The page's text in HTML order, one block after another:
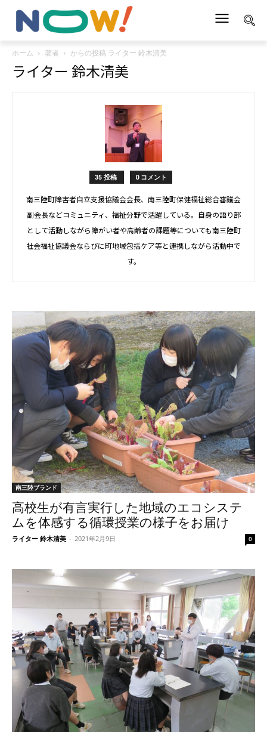
ホーム 著者 からの投稿 ライター 鈴木清美
ライター 鈴木清美
35 投稿 0 コメント
南三陸町障害者自立支援協議会会長、南三陸町保健福祉総合審議会
副会長などコミュニティ、福祉分野で活躍している。自身の語り部
として活動しながら障がい者や高齢者の課題等についても南三陸町
社会福祉協議会ならびに町地域包括ケア等と連携しながら活動中で
す。
南三陸ブランド
高校生が有言実行した地域のエコシステ
ムを体感する循環授業の様子をお届け
ライター 鈴木清美 - 2021年2月9日 0